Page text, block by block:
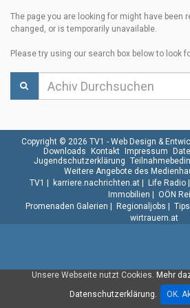
The page you are looking for might have been
changed, or is temporarily unavailable.
Please try using our search box below to look
Unsere Webseite nutzt Cookies. Mehr
Datenschutzerklärung.
OK.
Copyright © 2026 TV1 - Web Design &
Downloads
Kontakt Impressum
Jugendschutzerklärung
Weitere Angebote des
TV1
karriere.nachrichten.at| Life Radio|
Immobilien
OÖN
Promenaden Galerien
Regionaljobs Tips
wirtrauern.at